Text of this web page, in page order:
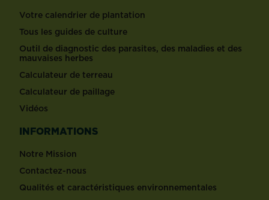
Votre calendrier de plantation
Tous les guides de culture
Outil de diagnostic des parasites, des maladies et des
mauvaises herbes
Calculateur de terreau
Calculateur de paillage
Vidéos
INFORMATIONS
Notre Mission
Contactez-nous
Qualités et caractéristiques environnementales